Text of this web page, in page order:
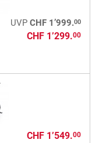
UVP CHF 1’999.00
CHF 1’299.00
CHF 1’549.00